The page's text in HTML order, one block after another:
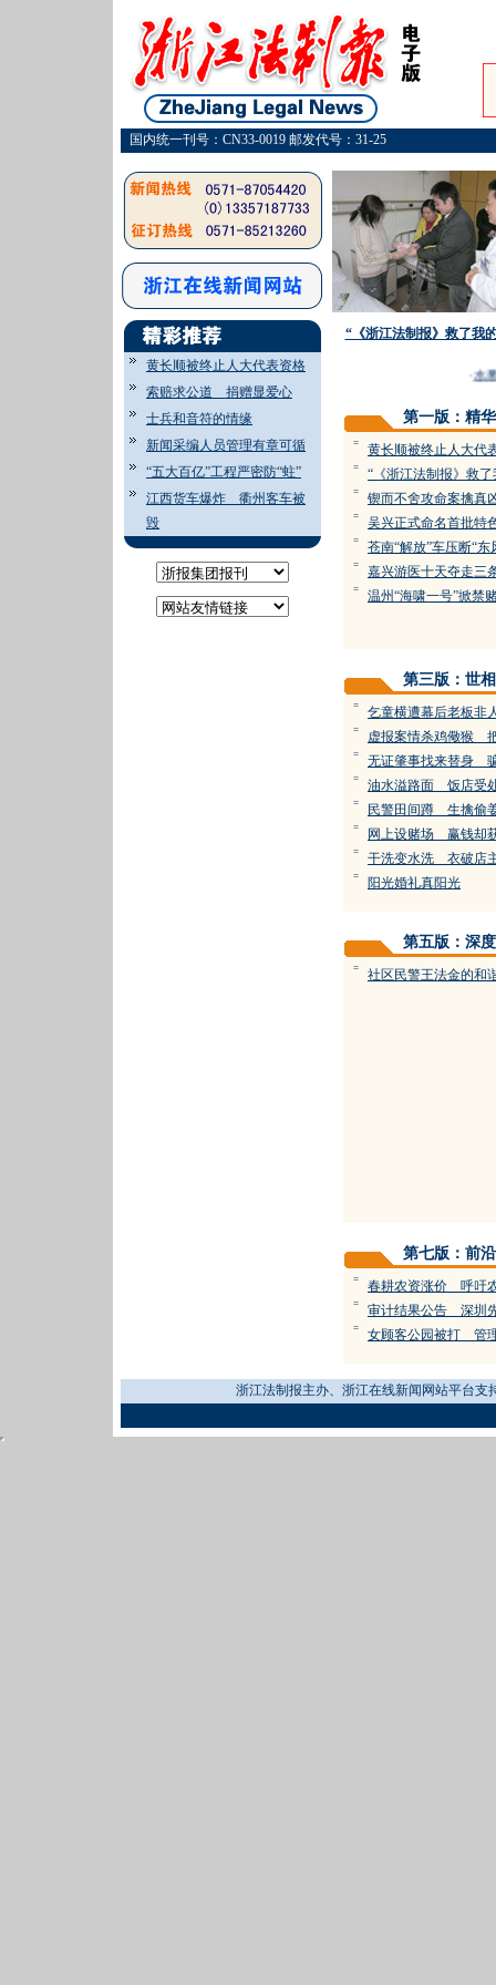
国内统一刊号：CN33-0019 邮发代号：31-25
黄长顺被终止人大代表资格
索赔求公道 捐赠显爱心
士兵和音符的情缘
新闻采编人员管理有章可循
“五大百亿”工程严密防“蛀”
江西货车爆炸 衢州客车被
毁
“《浙江法制报》救了我
水
第一版：精
= 黄长顺被终止人大代
= “《浙江法制报》救了
= 锲而不舍攻命案擒真
= 吴兴正式命名首批特
= 苍南“解放”车压断“东
= 嘉兴游医十天夺走三
= 温州“海啸一号”掀禁
第三版：世相
= 乞童横遭幕后老板非
= 虚报案情杀鸡儆猴
= 无证肇事找来替身
= 油水溢路面 饭店受
= 民警田间蹲 生擒偷
= 网上设赌场 赢钱却
= 干洗变水洗 衣破店
= 阳光婚礼真阳光
第五版：深度
= 社区民警王法金的和
第七版：前沿
= 春耕农资涨价 呼吁
= 审计结果公告 深圳
= 女顾客公园被打 管
浙江法制报主办、浙江在线新闻网站平台